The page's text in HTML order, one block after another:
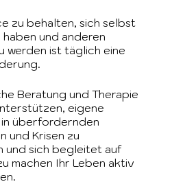
zu behalten, sich selbst
haben und anderen
werden ist täglich eine
Beratung und Therapie
eigene
überfordernden
und Krisen zu
und sich begleitet auf
machen Ihr Leben aktiv